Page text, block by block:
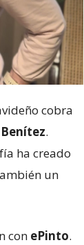
cobra
.
ha creado
un
con ePinto.